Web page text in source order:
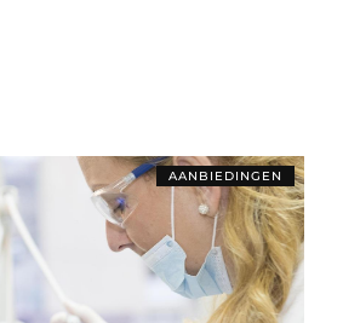
AANBIEDINGEN